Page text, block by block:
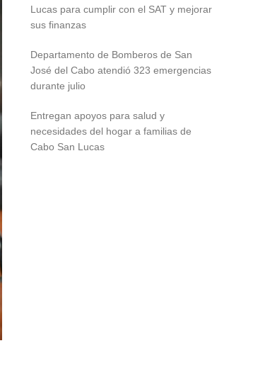
Lucas para cumplir con el SAT y mejorar
sus finanzas
Departamento de Bomberos de San
José del Cabo atendió 323 emergencias
durante julio
Entregan apoyos para salud y
necesidades del hogar a familias de
Cabo San Lucas